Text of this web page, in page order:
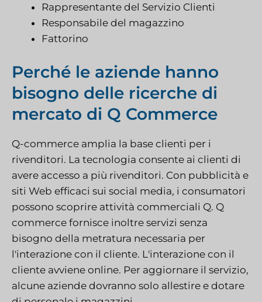
Rappresentante del Servizio Clienti
Responsabile del magazzino
Fattorino
Perché le aziende hanno
bisogno delle ricerche di
mercato di Q Commerce
Q-commerce amplia la base clienti per i
rivenditori. La tecnologia consente ai clienti di
avere accesso a più rivenditori. Con pubblicità e
siti Web efficaci sui social media, i consumatori
possono scoprire attività commerciali Q. Q
commerce fornisce inoltre servizi senza
bisogno della metratura necessaria per
l'interazione con il cliente. L'interazione con il
cliente avviene online. Per aggiornare il servizio,
alcune aziende dovranno solo allestire e dotare